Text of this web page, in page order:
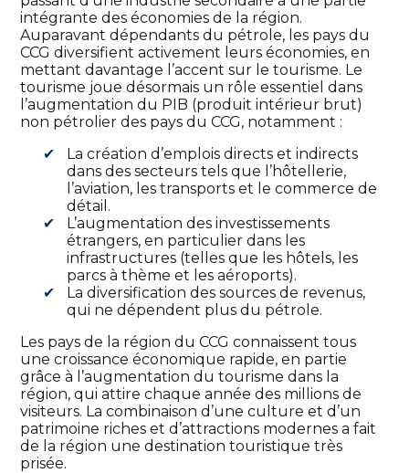
intégrante des économies de la région.
Auparavant dépendants du pétrole, les pays du
CCG diversifient activement leurs économies, en
mettant davantage l’accent sur le tourisme. Le
tourisme joue désormais un rôle essentiel dans
l’augmentation du PIB (produit intérieur brut)
non pétrolier des pays du CCG, notamment :
La création d’emplois directs et indirects
dans des secteurs tels que l’hôtellerie,
l’aviation, les transports et le commerce de
détail.
L’augmentation des investissements
étrangers, en particulier dans les
infrastructures (telles que les hôtels, les
parcs à thème et les aéroports).
La diversification des sources de revenus,
qui ne dépendent plus du pétrole.
Les pays de la région du CCG connaissent tous
une croissance économique rapide, en partie
grâce à l’augmentation du tourisme dans la
région, qui attire chaque année des millions de
visiteurs. La combinaison d’une culture et d’un
patrimoine riches et d’attractions modernes a fait
de la région une destination touristique très
prisée.